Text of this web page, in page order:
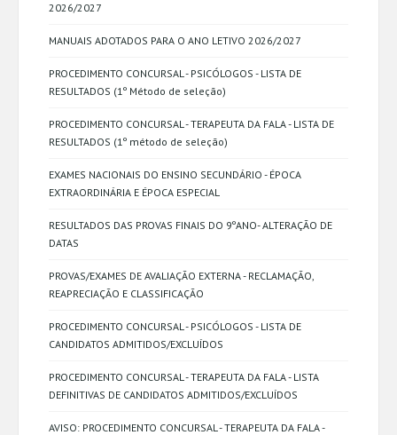
2026/2027
MANUAIS ADOTADOS PARA O ANO LETIVO 2026/2027
PROCEDIMENTO CONCURSAL - PSICÓLOGOS - LISTA DE
RESULTADOS (1º Método de seleção)
PROCEDIMENTO CONCURSAL - TERAPEUTA DA FALA - LISTA DE
RESULTADOS (1º método de seleção)
EXAMES NACIONAIS DO ENSINO SECUNDÁRIO - ÉPOCA
EXTRAORDINÁRIA E ÉPOCA ESPECIAL
RESULTADOS DAS PROVAS FINAIS DO 9ºANO- ALTERAÇÃO DE
DATAS
PROVAS/EXAMES DE AVALIAÇÃO EXTERNA - RECLAMAÇÃO,
REAPRECIAÇÃO E CLASSIFICAÇÃO
PROCEDIMENTO CONCURSAL - PSICÓLOGOS - LISTA DE
CANDIDATOS ADMITIDOS/EXCLUÍDOS
PROCEDIMENTO CONCURSAL - TERAPEUTA DA FALA - LISTA
DEFINITIVAS DE CANDIDATOS ADMITIDOS/EXCLUÍDOS
AVISO: PROCEDIMENTO CONCURSAL - TERAPEUTA DA FALA -